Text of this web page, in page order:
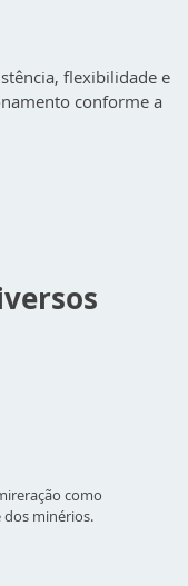
flexibilidade e
conforme a
como
minérios.